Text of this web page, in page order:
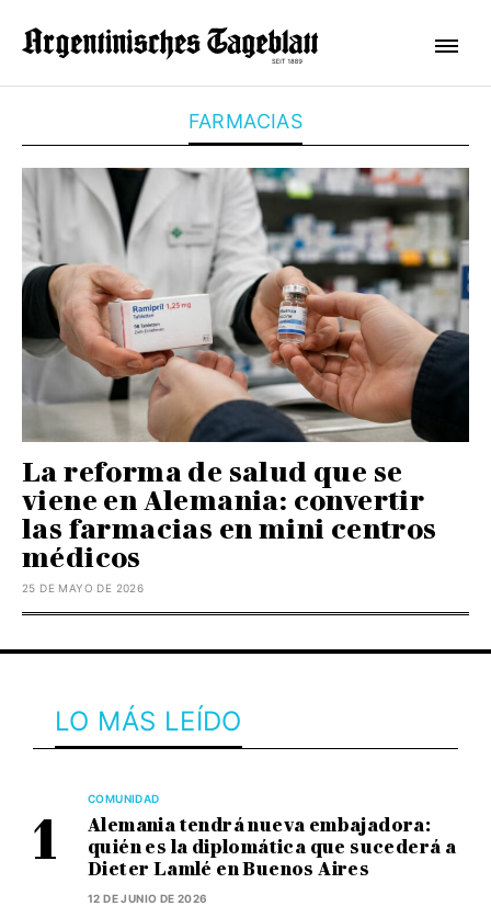
FARMACIAS
La reforma de salud que se
viene en Alemania: convertir
las farmacias en mini centros
médicos
25 DE MAYO DE 2026
LO MÁS LEÍDO
COMUNIDAD
Alemania tendrá nueva embajadora:
quién es la diplomática que sucederá a
Dieter Lamlé en Buenos Aires
12 DE JUNIO DE 2026